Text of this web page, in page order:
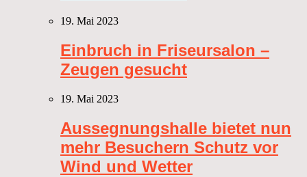
19. Mai 2023
Einbruch in Friseursalon –
Zeugen gesucht
19. Mai 2023
Aussegnungshalle bietet nun
mehr Besuchern Schutz vor
Wind und Wetter